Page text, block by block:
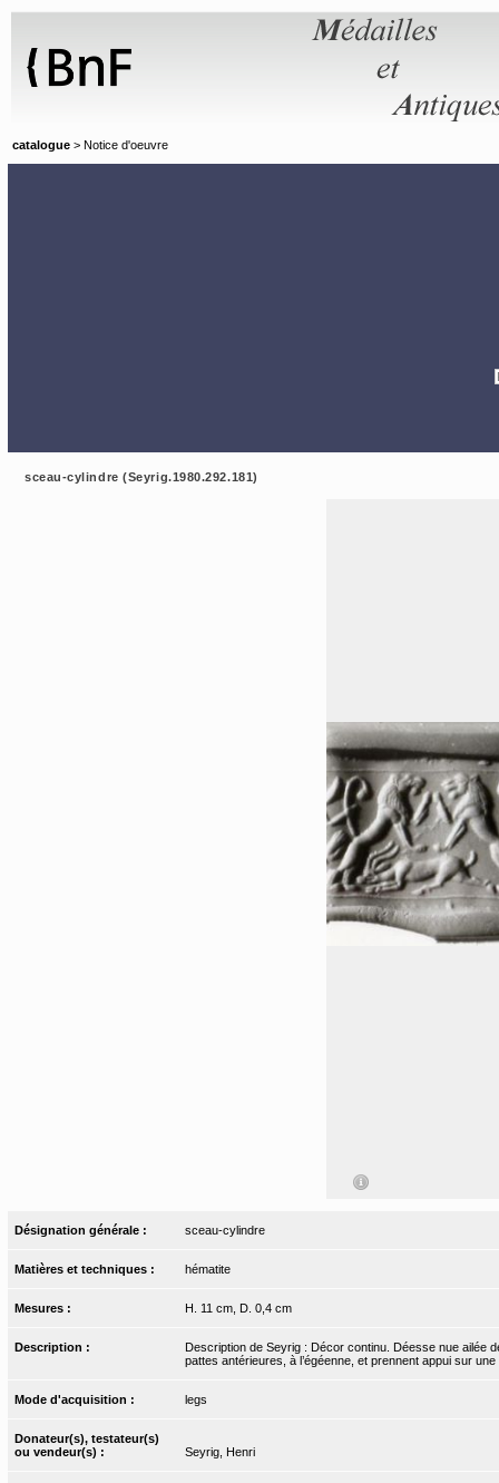
catalogue > Notice d'oeuvre
sceau-cylindre (Seyrig.1980.292.181)
Désignation générale : sceau-cylindre
Matières et techniques : hématite
Mesures : H. 11 cm, D. 0,4 cm
Description :
Description de Seyrig : Décor continu. Déesse nue ailée
pattes antérieures, à l’égéenne, et prennent appui sur
Mode d'acquisition : legs
Donateur(s), testateur(s)
ou vendeur(s) :
Seyrig, Henri